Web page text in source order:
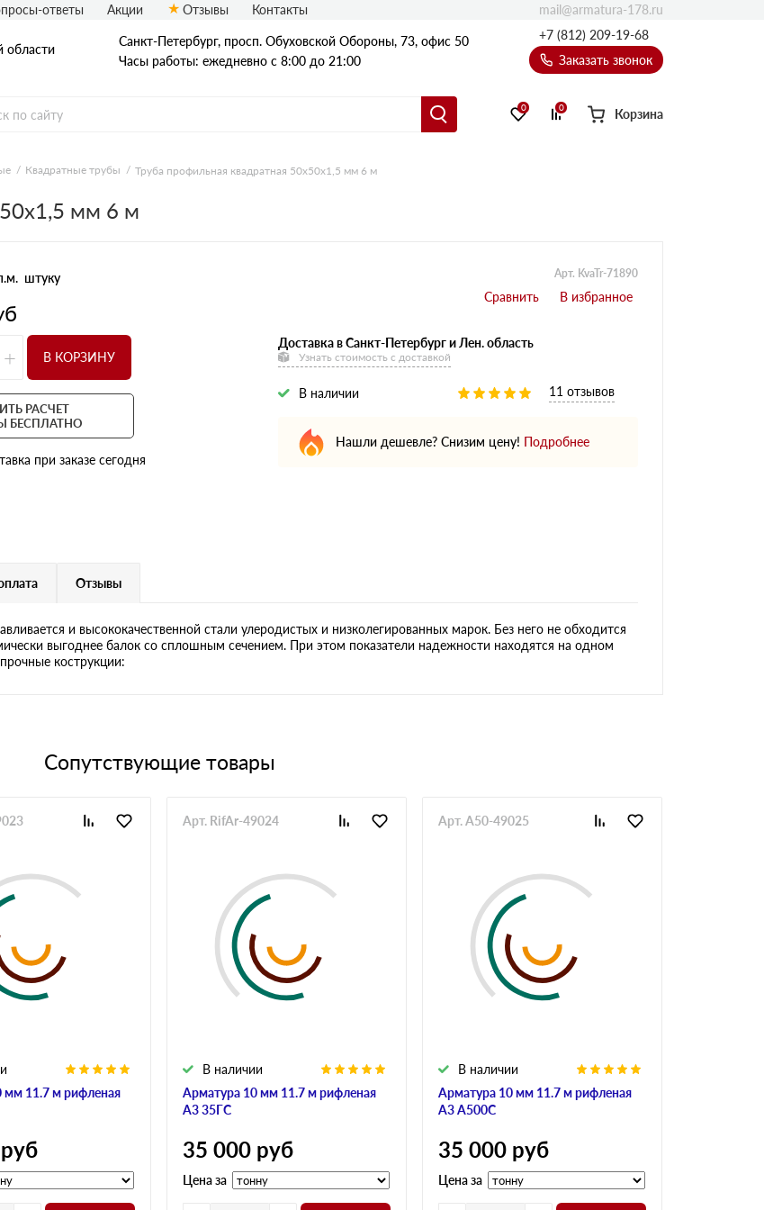
области
Санкт-Петербург, просп. Обуховской Обороны, 73, офис 50
Часы работы: ежедневно с 8:00 до 21:00
+7 (812) 209-19-68
Заказать звонок
Стальные трубы
0 0 Корзина
ответы Акции Отзывы Контакты mail@armatura-178.ru
Квадратные трубы Труба профильная квадратная 50х50х1,5 мм 6 м
мм 6 м
штуку Арт. KvaTr-71890
+ В КОРЗИНУ
РАСЧЕТ
БЕСПЛАТНО
при заказе сегодня
Доставка в Санкт-Петербург и Лен. область
Узнать стоимость с доставкой
В наличии 11 отзывов
Нашли дешевле? Снизим цену! Подробнее
Отзывы
и высококачественной стали улеродистых и низколегированных марок. Без него не обходится
выгоднее балок со сплошным сечением. При этом показатели надежности находятся на одном
кострукции:
Сопутствующие товары
мм 11.7 м рифленая
руб
Арматура 10 мм 11.7 м рифленая
А3 35ГС
В наличии
Арт. RifAr-49024
35 000 руб
Цена за
Арматура 10 мм 11.7 м рифленая
А3 А500С
В наличии
Арт. A50-49025
35 000 руб
Цена за